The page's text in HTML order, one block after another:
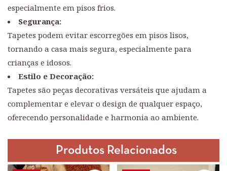
especialmente em pisos frios.
Segurança:
Tapetes podem evitar escorregões em pisos lisos,
tornando a casa mais segura, especialmente para
crianças e idosos.
Estilo e Decoração:
Tapetes são peças decorativas versáteis que ajudam a
complementar e elevar o design de qualquer espaço,
oferecendo personalidade e harmonia ao ambiente.
Produtos Relacionados